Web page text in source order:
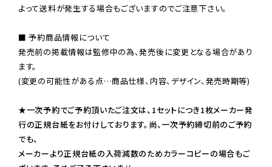
よって送料が発生する場合もございますのでご注意下さい。
■ 予約商品情報について
発売前の掲載情報は監修中の為、発売後に変更となる場合があり
ます。
(変更の可能性がある点…商品仕様、内容、デザイン、発売時期等)
★一次予約でご予約頂いたご注文は、1セットにつき1枚メーカー発
行の正規台紙をお付けしております。尚、一次予約締切前のご予約
でも、
メーカーより正規台紙の入荷減数のためカラーコピーの場合もご